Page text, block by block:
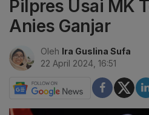
Pilpres Usai MK
Anies Ganjar
Oleh Ira Guslina Sufa
22 April 2024, 16:51